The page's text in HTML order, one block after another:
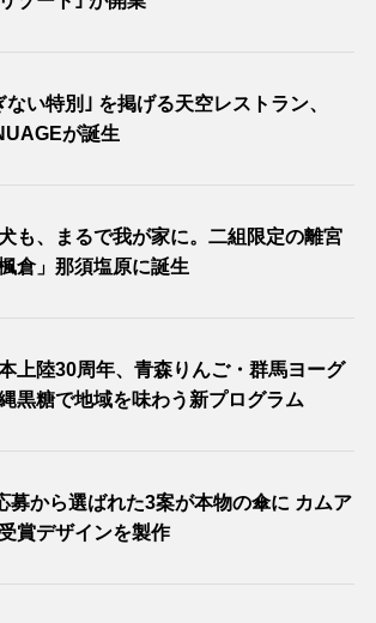
ない特別｣ を掲げる天空レストラン、
が誕生
も、まるで我が家に。二組限定の離宮
倉」那須塩原に誕生
上陸30周年、青森りんご・群馬ヨーグ
黒糖で地域を味わう新プログラム
募から選ばれた3案が本物の傘に カムア
賞デザインを製作